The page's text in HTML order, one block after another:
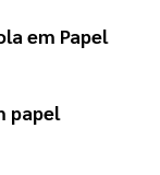
em Papel
papel